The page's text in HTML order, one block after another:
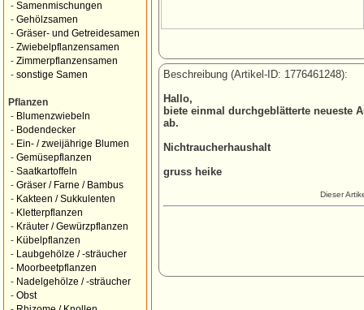
- Samenmischungen
- Gehölzsamen
- Gräser- und Getreidesamen
- Zwiebelpflanzensamen
- Zimmerpflanzensamen
- sonstige Samen
Pflanzen
- Blumenzwiebeln
- Bodendecker
- Ein- / zweijährige Blumen
- Gemüsepflanzen
- Saatkartoffeln
- Gräser / Farne / Bambus
- Kakteen / Sukkulenten
- Kletterpflanzen
- Kräuter / Gewürzpflanzen
- Kübelpflanzen
-
Laubgehölze / -sträucher
- Moorbeetpflanzen
- Nadelgehölze / -sträucher
- Obst
Beschreibung (Artikel-ID: 1776461248):
Hallo,
biete einmal durchgeblätterte neueste
ab.
Nichtraucherhaushalt
gruss heike
Dieser